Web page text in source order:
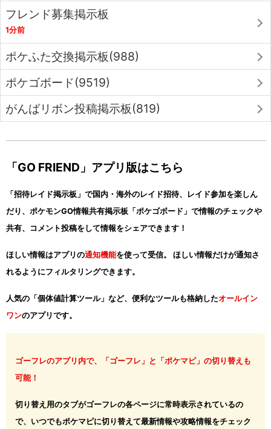
フレンド募集掲示板
1分前
ポケふた交換掲示板(988)
ポケゴボード(9519)
がんばリボン投稿掲示板(819)
「GO FRIEND」アプリ版はこちら
「招待レイド掲示板」で国内・海外のレイド招待、レイド参加を楽しん
だり、ポケモンGO情報共有掲示板「ポケゴボード」で情報のチェックや
共有、コメント投稿をして情報をシェアできます！
ほしい情報はアプリの通知機能を使って受信。 ほしい情報だけが通知さ
れるようにフィルタリングできます。
人気の「個体値計算ツール」など、便利なツールも格納したオールイン
ワンのアプリです。
ゴーフレのアプリ内で、「ゴーフレ」と「ポケマピ」の切り替えも
可能！
切り替え用のタブがゴーフレの各ページに常時表示されているの
で、いつでもポケマピに切り替えて最新情報や攻略情報をチェック